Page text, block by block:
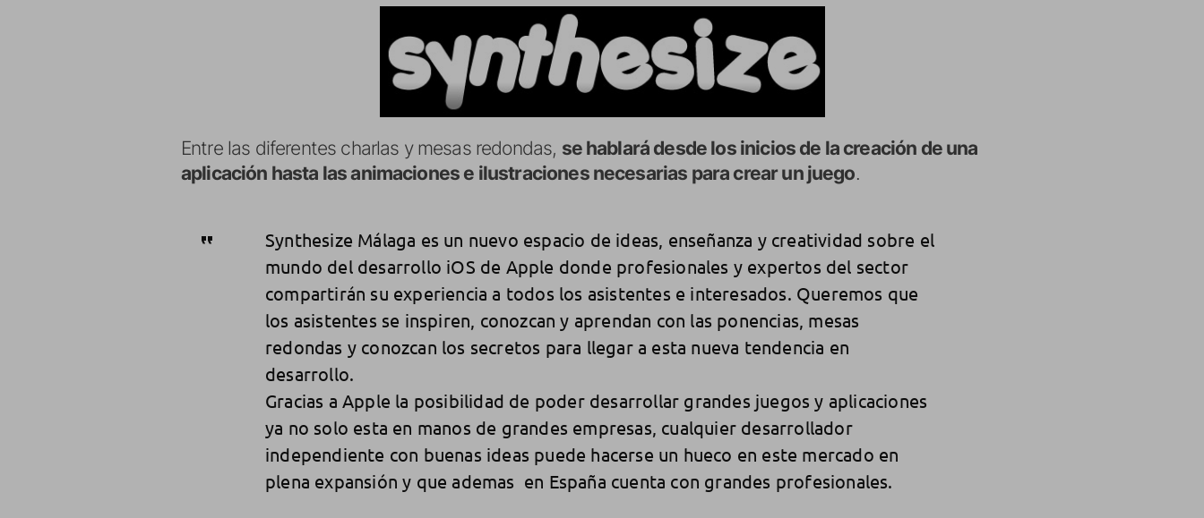
Entre las diferentes charlas y mesas redondas, se hablará desde los inicios de la creación de una
aplicación hasta las animaciones e ilustraciones necesarias para crear un juego.
Synthesize Málaga es un nuevo espacio de ideas, enseñanza y creatividad sobre el
mundo del desarrollo iOS de Apple donde profesionales y expertos del sector
compartirán su experiencia a todos los asistentes e interesados. Queremos que
los asistentes se inspiren, conozcan y aprendan con las ponencias, mesas
redondas y conozcan los secretos para llegar a esta nueva tendencia en
desarrollo.
Gracias a Apple la posibilidad de poder desarrollar grandes juegos y aplicaciones
ya no solo esta en manos de grandes empresas, cualquier desarrollador
independiente con buenas ideas puede hacerse un hueco en este mercado en
plena expansión y que ademas en España cuenta con grandes profesionales.